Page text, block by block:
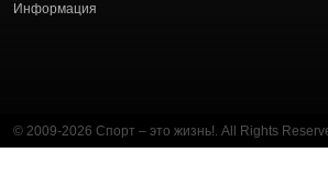
Информация
© 2009-2026 Спорт – это жизнь!. All Rights